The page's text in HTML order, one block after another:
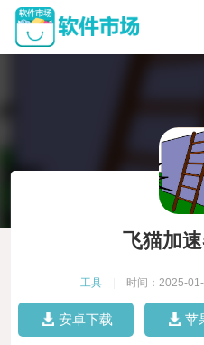
飞猫加
工具 时间：2025-
安卓下载 苹